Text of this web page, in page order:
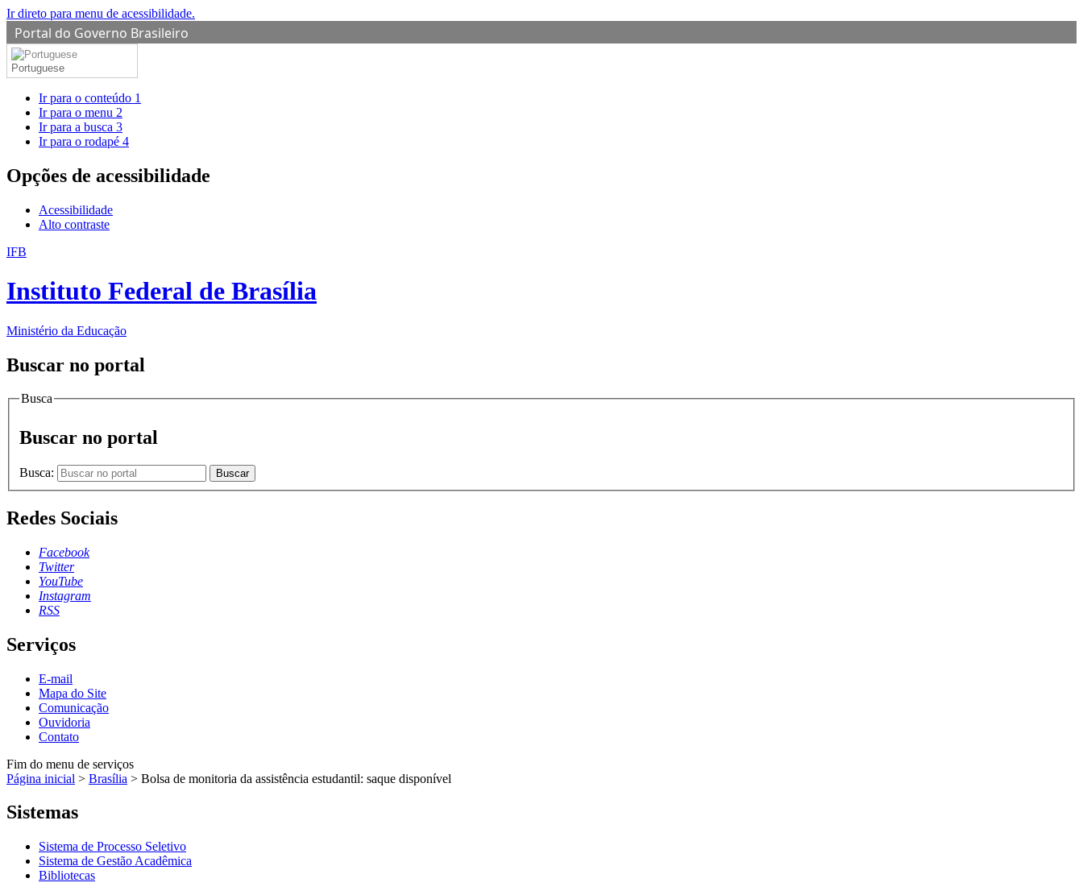
Ir direto para menu de acessibilidade.
Portal do Governo Brasileiro
Portuguese
Ir para o conteúdo 1
Ir para o menu 2
Ir para a busca 3
Ir para o rodapé 4
Opções de acessibilidade
Acessibilidade
Alto contraste
IFB
Instituto Federal de Brasília
Ministério da Educação
Buscar no portal
Busca
Buscar no portal
Busca: Buscar
Redes Sociais
Facebook
Twitter
YouTube
Instagram
RSS
Serviços
E-mail
Mapa do Site
Comunicação
Ouvidoria
Contato
Fim do menu de serviços
Página inicial > Brasília > Bolsa de monitoria da assistência estudantil: saque disponível
Sistemas
Sistema de Processo Seletivo
Sistema de Gestão Acadêmica
Bibliotecas